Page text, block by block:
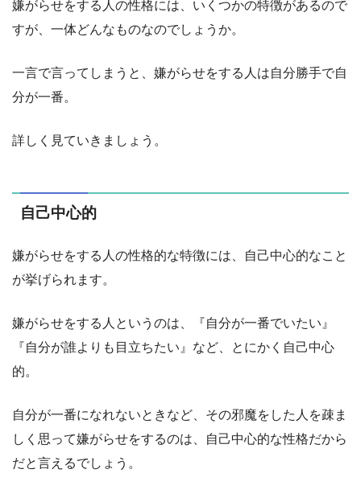
嫌がらせをする人の性格には、いくつかの特徴があるので
すが、一体どんなものなのでしょうか。
一言で言ってしまうと、嫌がらせをする人は自分勝手で自
分が一番。
詳しく見ていきましょう。
自己中心的
嫌がらせをする人の性格的な特徴には、自己中心的なこと
が挙げられます。
嫌がらせをする人というのは、『自分が一番でいたい』
『自分が誰よりも目立ちたい』など、とにかく自己中心
的。
自分が一番になれないときなど、その邪魔をした人を疎ま
しく思って嫌がらせをするのは、自己中心的な性格だから
だと言えるでしょう。